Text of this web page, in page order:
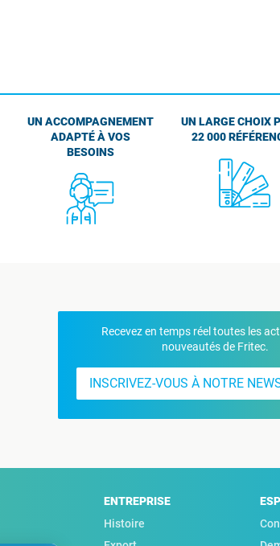
UN ACCOMPAGNEMENT
ADAPTÉ À VOS
BESOINS
UN LARGE CHOIX
22 000
Recevez en temps réel toutes les
nouveautés de Fritec.
INSCRIVEZ-VOUS À NOTRE
ENTREPRISE
Histoire